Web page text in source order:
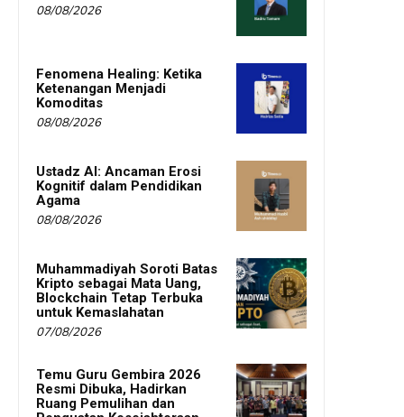
08/08/2026
Fenomena Healing: Ketika
Ketenangan Menjadi
Komoditas
08/08/2026
Ustadz AI: Ancaman Erosi
Kognitif dalam Pendidikan
Agama
08/08/2026
Muhammadiyah Soroti Batas
Kripto sebagai Mata Uang,
Blockchain Tetap Terbuka
untuk Kemaslahatan
07/08/2026
Temu Guru Gembira 2026
Resmi Dibuka, Hadirkan
Ruang Pemulihan dan